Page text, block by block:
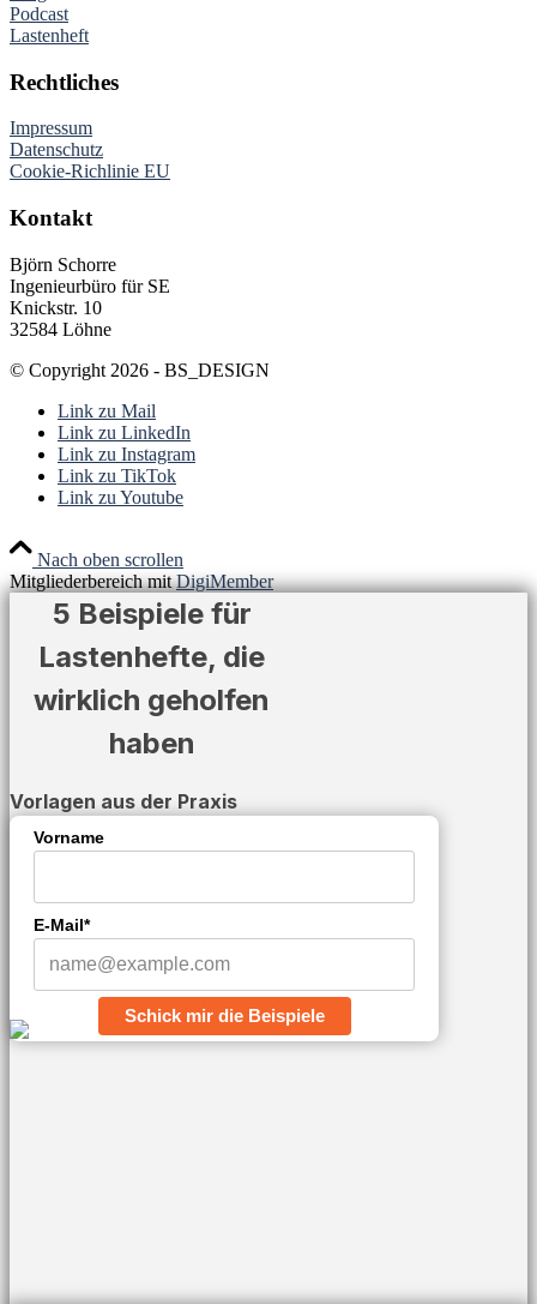
Podcast
Lastenheft
Rechtliches
Impressum
Datenschutz
Cookie-Richlinie EU
Kontakt
Björn Schorre
Ingenieurbüro für SE
Knickstr. 10
32584 Löhne
© Copyright 2026 - BS_DESIGN
Link zu Mail
Link zu LinkedIn
Link zu Instagram
Link zu TikTok
Link zu Youtube
Nach oben scrollen
Mitgliederbereich mitDigiMember
5 Beispiele für
Lastenhefte, die
wirklich geholfen
haben
Vorlagen aus der Praxis
Vorname
E-Mail*
Schick mir die Beispiele